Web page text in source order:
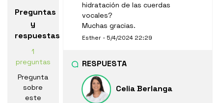
Preguntas
y
respuestas
1
preguntas
Pregunta
sobre
este
hidratación de las cuerdas
vocales?
Muchas gracias.
Esther - 5/4/2024 22:29
RESPUESTA
Celia Berlanga